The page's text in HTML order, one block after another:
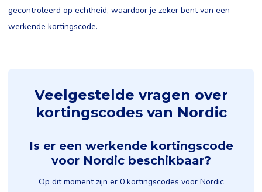
gecontroleerd op echtheid, waardoor je zeker bent van een
werkende kortingscode.
Veelgestelde vragen over
kortingscodes van Nordic
Is er een werkende kortingscode
voor Nordic beschikbaar?
Op dit moment zijn er 0 kortingscodes voor Nordic